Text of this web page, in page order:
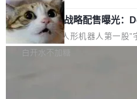
家基线 95.4%。 不是又一个
器 Prime Agent 的架构和市面上大
agent 有本质区别。大多数 agent
计是基于早期模型的能力—...
是项目级别的官方立场，目前由五
但它可能是主流开源项目中关于 AI
细致的一份规则。 政策的核心只有
可以用来分析、提炼、审阅、建议
宇树科技 IPO 战略配售曝光：
ek 获配 93.3 万股，锁定 36 个
8月6日晚间，“人形机器人第一股”
有限公司披露IPO发行价格及战略
白开水不加糖